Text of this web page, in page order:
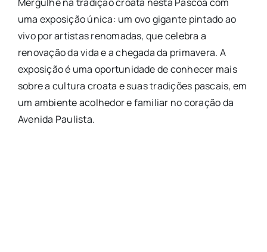
Mergulhe na tradição croata nesta Páscoa com
uma exposição única: um ovo gigante pintado ao
vivo por artistas renomadas, que celebra a
renovação da vida e a chegada da primavera. A
exposição é uma oportunidade de conhecer mais
sobre a cultura croata e suas tradições pascais, em
um ambiente acolhedor e familiar no coração da
Avenida Paulista.